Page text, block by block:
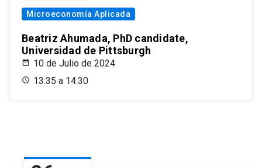
Microeconomía Aplicada
Beatriz Ahumada, PhD candidate,
Universidad de Pittsburgh
10 de Julio de 2024
13:35 a 14:30